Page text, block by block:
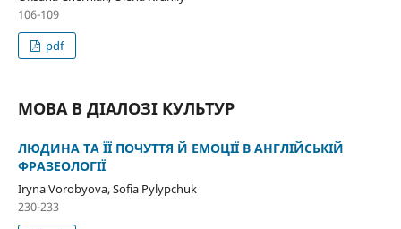
106-109
pdf
МОВА В ДІАЛОЗІ КУЛЬТУР
ЛЮДИНА ТА ЇЇ ПОЧУТТЯ Й ЕМОЦІЇ В АНГЛІЙСЬКІЙ
ФРАЗЕОЛОГІЇ
Iryna Vorobyova, Sofia Pylypchuk
230-233